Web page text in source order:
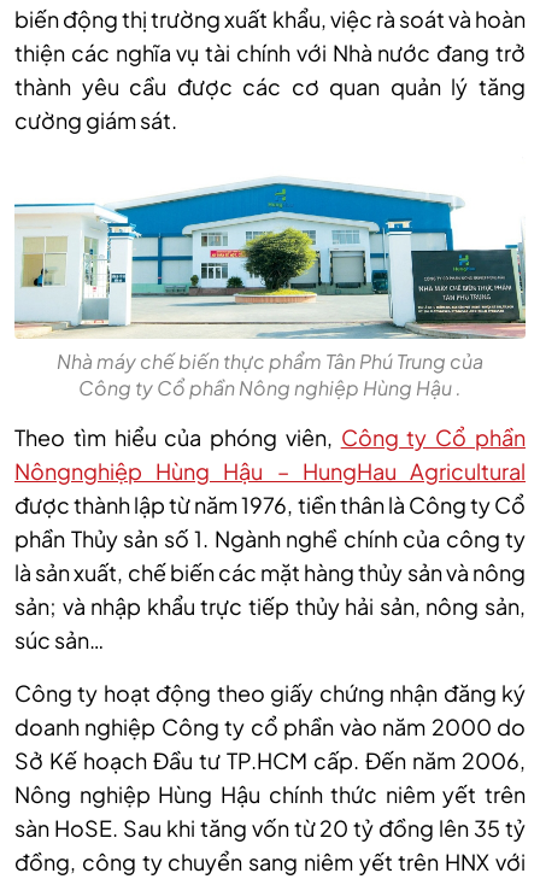
biến động thị trường xuất khẩu, việc rà soát và hoàn
thiện các nghĩa vụ tài chính với Nhà nước đang trở
thành yêu cầu được các cơ quan quản lý tăng
cường giám sát.
Nhà máy chế biến thực phẩm Tân Phú Trung của
Công ty Cổ phần Nông nghiệp Hùng Hậu .
Theo tìm hiểu của phóng viên, Công ty Cổ phần
Nôngnghiệp Hùng Hậu – HungHau Agricultural
được thành lập từ năm 1976, tiền thân là Công ty Cổ
phần Thủy sản số 1. Ngành nghề chính của công ty
là sản xuất, chế biến các mặt hàng thủy sản và nông
sản; và nhập khẩu trực tiếp thủy hải sản, nông sản,
súc sản…
Công ty hoạt động theo giấy chứng nhận đăng ký
doanh nghiệp Công ty cổ phần vào năm 2000 do
Sở Kế hoạch Đầu tư TP.HCM cấp. Đến năm 2006,
Nông nghiệp Hùng Hậu chính thức niêm yết trên
sàn HoSE. Sau khi tăng vốn từ 20 tỷ đồng lên 35 tỷ
đồng, công ty chuyển sang niêm yết trên HNX với